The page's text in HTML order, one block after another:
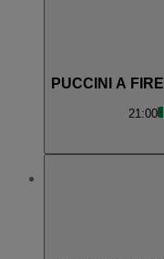
PUCCINI A
21:00